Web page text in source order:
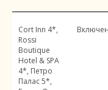
Cort Inn 4*,
Rossi
Boutique
Hotel & SPA
4*, Петро
Палас 5*,